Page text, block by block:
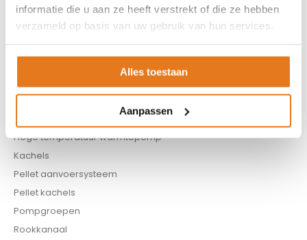
informatie die u aan ze heeft verstrekt of die ze hebben
verzameld op basis van uw gebruik van hun services.
Alles toestaan
Aanpassen
Biomassa ketels
Boilers
CV pellet kachels
Hoge temperatuur warmtepomp
Kachels
Pellet aanvoersysteem
Pellet kachels
Pompgroepen
Rookkanaal